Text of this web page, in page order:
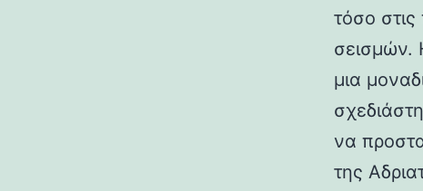
τόσο
σεισμών.
μια
να
της